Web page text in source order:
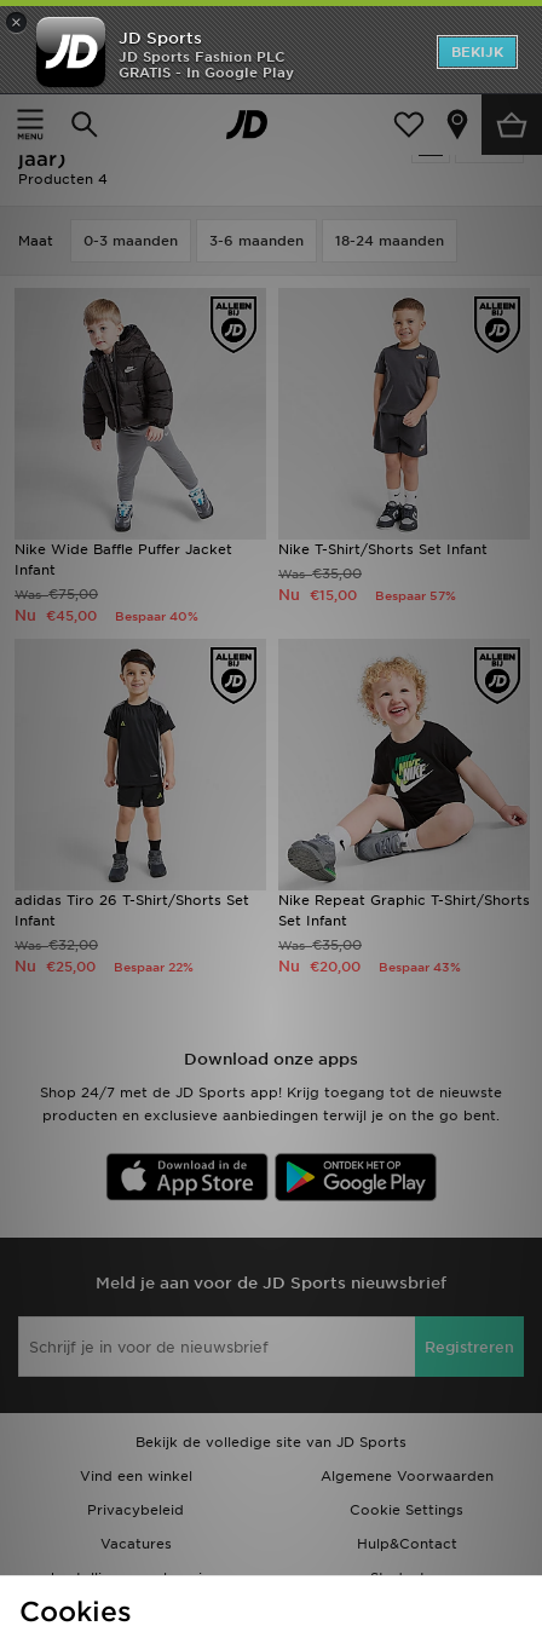
×
JD Sports
JD Sports Fashion PLC
GRATIS - In Google Play
BEKIJK
Thuis
Kids Babykleding (0-3 jaar)
Sale | Kids - Zwart Babykleding (0-3
jaar)
Producten 4
Maat 0-3 maanden 3-6 maanden 18-24 maanden
Nike Wide Baffle Puffer Jacket
Infant
Was€75,00
Nu €45,00 Bespaar 40%
Nike T-Shirt/Shorts Set Infant
Was€35,00
Nu €15,00 Bespaar 57%
adidas Tiro 26 T-Shirt/Shorts Set
Infant
Was€32,00
Nu €25,00 Bespaar 22%
Nike Repeat Graphic T-Shirt/Shorts
Set Infant
Was€35,00
Nu €20,00 Bespaar 43%
Download onze apps
Shop 24/7 met de JD Sports app! Krijg toegang tot de nieuwste
producten en exclusieve aanbiedingen terwijl je on the go bent.
Meld je aan voor de JD Sports nieuwsbrief
Registreren
Bekijk de volledige site van JD Sports
Vind een winkel
Algemene Voorwaarden
Privacybeleid
Cookie Settings
Vacatures
Hulp&Contact
bestellingen en levering
Studenten
Partnerprogramma
New In
Heren
Dames
Merken
Voetbal
Download de app
Winkel Zoeken
Bestelling Traceren
Klantenservice
Cookies